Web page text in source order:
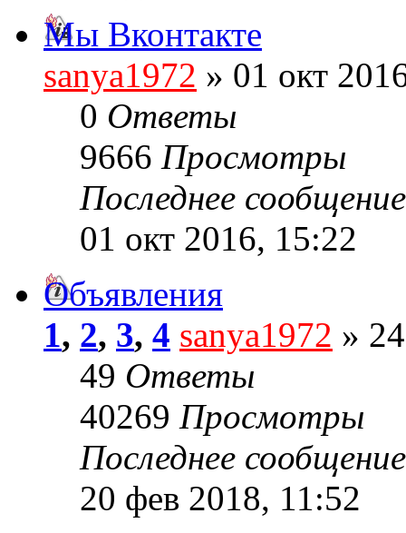
Мы Вконтакте
sanya1972 » 01 окт
0 Ответы
9666 Просмотры
Последнее
01 окт 2016, 15:22
Объявления
1, 2, 3, 4 sanya1972 »
49 Ответы
40269 Просмотры
Последнее
20 фев 2018, 11:52